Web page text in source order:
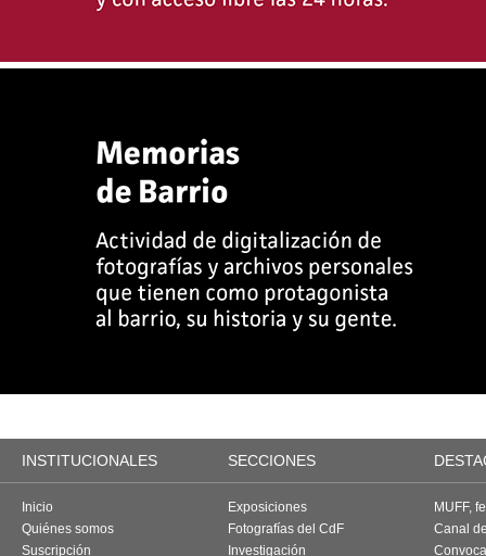
INSTITUCIONALES SECCIONES
Inicio
Quiénes somos
Suscripción
Exposiciones
Fotografías del CdF
Investigación
MUFF,
Canal